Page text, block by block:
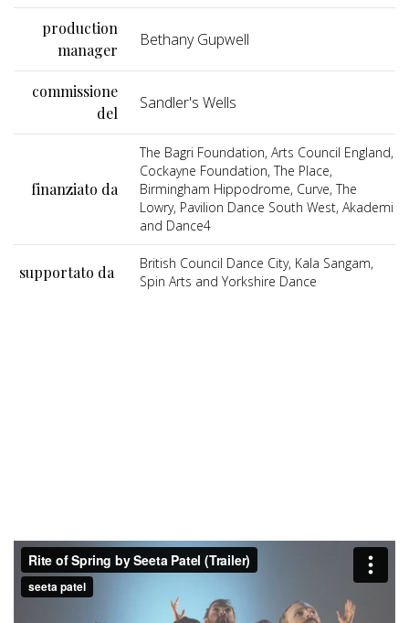
production
manager
Bethany Gupwell
commissione
del
Sandler's Wells
finanziato da
The Bagri Foundation, Arts Council England,
Cockayne Foundation, The Place,
Birmingham Hippodrome, Curve, The
Lowry, Pavilion Dance South West, Akademi
and Dance4
supportato da
British Council Dance City, Kala Sangam,
Spin Arts and Yorkshire Dance